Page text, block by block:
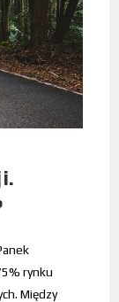
rynku
Między